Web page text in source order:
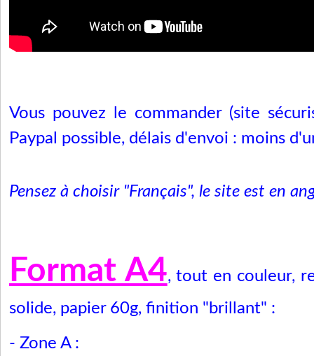
Vous pouvez le commander (site
Paypal possible, délais d'envoi : moins
Pensez à choisir "Français", le site est en
Format A4, tout en couleur,
solide, papier 60g, finition "brillant" :
- Zone A :